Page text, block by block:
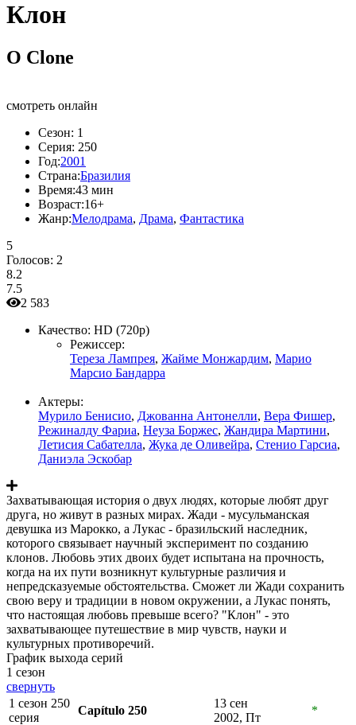
Клон
O Clone
смотреть онлайн
Сезон: 1
Серия: 250
Год:2001
Страна:Бразилия
Время:43 мин
Возраст:16+
Жанр:Мелодрама, Драма, Фантастика
5
Голосов: 2
8.2
7.5
2 583
Качество: HD (720p)
Режиссер:
Тереза Лампрея, Жайме Монжардим, Марио
Марсио Бандарра
Актеры:
Мурило Бенисио, Джованна Антонелли, Вера Фишер,
Режиналду Фариа, Неуза Боржес, Жандира Мартини,
Летисия Сабателла, Жука де Оливейра, Стенио Гарсиа,
Даниэла Эскобар
Захватывающая история о двух людях, которые любят друг
друга, но живут в разных мирах. Жади - мусульманская
девушка из Марокко, а Лукас - бразильский наследник,
которого связывает научный эксперимент по созданию
клонов. Любовь этих двоих будет испытана на прочность,
когда на их пути возникнут культурные различия и
непредсказуемые обстоятельства. Сможет ли Жади сохранить
свою веру и традиции в новом окружении, а Лукас понять,
что настоящая любовь превыше всего? "Клон" - это
захватывающее путешествие в мир чувств, науки и
культурных противоречий.
График выхода серий
1 сезон
свернуть
1 сезон 250
серия
Capítulo 250
13 сен
2002, Пт
*